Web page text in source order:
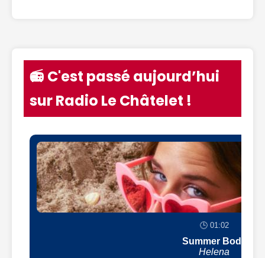
📻 C'est passé aujourd’hui
sur Radio Le Châtelet !
🕒 01:02
Summer Body
Helena